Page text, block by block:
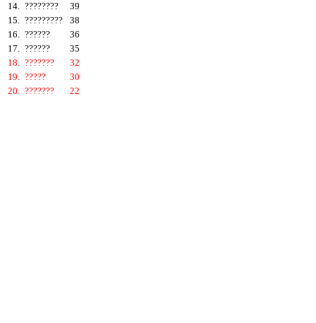
14. ????????
39
15. ?????????
38
16. ??????
36
17. ??????
35
18. ???????
32
19. ?????
30
20. ??????? 22